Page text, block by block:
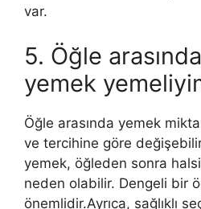
var.
5. Öğle
yemek
Öğle arasında yemek
ve tercihine göre
yemek, öğleden sonra
neden olabilir. Dengeli bir
önemlidir.Ayrıca, sağlıklı